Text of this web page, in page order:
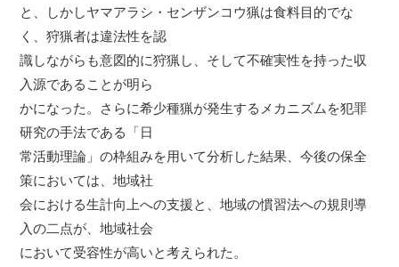
と、しかしヤマアラシ・センザンコウ猟は食料目的でな
く、狩猟者は違法性を認
識しながらも意図的に狩猟し、そして不確実性を持った収
入源であることが明ら
かになった。さらに希少種猟が発生するメカニズムを犯罪
研究の手法である「日
常活動理論」の枠組みを用いて分析した結果、今後の保全
策においては、地域社
会における生計向上への支援と、地域の慣習法への規則導
入の二点が、地域社会
において受容性が高いと考えられた。